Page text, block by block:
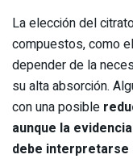
La elección del
compuestos, como
depender de la
su alta absorción.
con una posible
aunque la
debe interpretarse